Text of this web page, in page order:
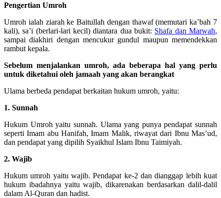
Pengertian Umroh
Umroh ialah ziarah ke Baitullah dengan thawaf (memutari ka’bah 7
kali), sa’i (berlari-lari kecil) diantara dua bukit: Shafa dan Marwah,
sampai diakhiri dengan mencukur gundul maupun memendekkan
rambut kepala.
Sebelum menjalankan umroh, ada beberapa hal yang perlu
untuk diketahui oleh jamaah yang akan berangkat
Ulama berbeda pendapat berkaitan hukum umroh, yaitu:
1. Sunnah
Hukum Umroh yaitu sunnah. Ulama yang punya pendapat sunnah
seperti Imam abu Hanifah, Imam Malik, riwayat dari Ibnu Mas’ud,
dan pendapat yang dipilih Syaikhul Islam Ibnu Taimiyah.
2. Wajib
Hukum umroh yaitu wajib. Pendapat ke-2 dan dianggap lebih kuat
hukum ibadahnya yaitu wajib, dikarenakan berdasarkan dalil-dalil
dalam Al-Quran dan hadist.